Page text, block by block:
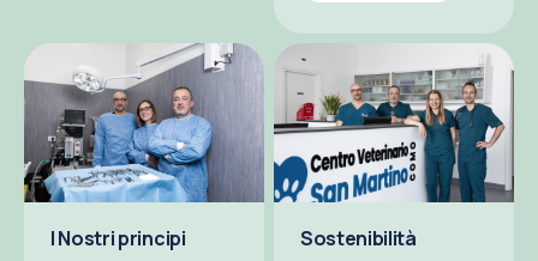
I Nostri principi Sostenibilità